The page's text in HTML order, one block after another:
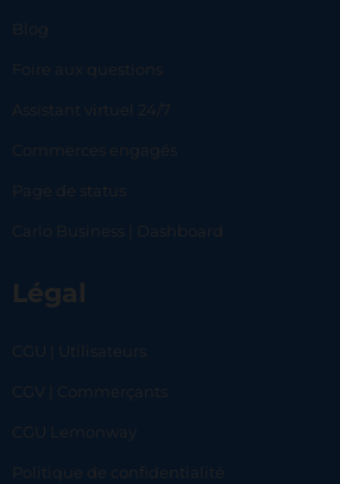
Blog
Foire aux questions
Assistant virtuel 24/7
Commerces engagés
Page de status
Carlo Business | Dashboard
Légal
CGU | Utilisateurs
CGV | Commerçants
CGU Lemonway
Politique de confidentialité